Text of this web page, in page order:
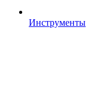
Инструменты